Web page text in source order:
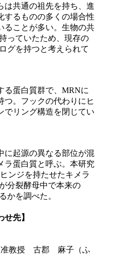
は共通の祖先を持ち、進
するものの多くの場合性
ることが多い。生物の共
っていたため、現存の
グを持つと考えられて
る蛋白質群で、MRNに
つ。フックの代わりにヒ
でリング構造を閉じてい
に起源の異なる部位が混
ラ蛋白質と呼ぶ。本研究
ンジを持たせたキメラ
分裂酵母中で本来の
かを調べた。
せ先】
准教授 古郡 麻子（ふ